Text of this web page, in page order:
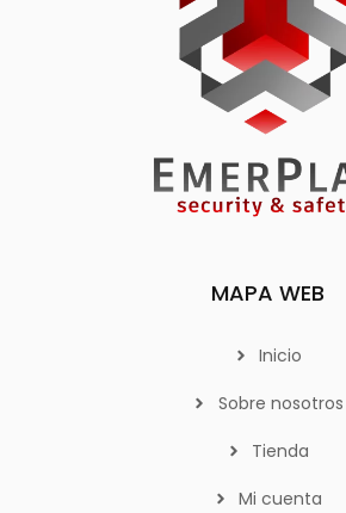
MAPA WEB
Inicio
Sobre nosotros
Tienda
Mi cuenta